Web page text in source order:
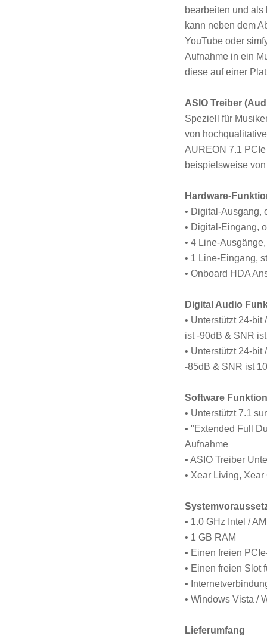
bearbeiten und
kann neben dem
YouTube oder
Aufnahme in ein
diese auf einer
ASIO Treiber
Speziell für
von
AUREON 7.1
beispielsweise
Hardware-
• Digital-Ausgang,
• Digital-Eingang,
• 4 Line-
• 1 Line-Eingang,
• Onboard HDA
Digital Audio
• Unterstützt 24-
ist -90dB & SNR
• Unterstützt 24-
-85dB & SNR ist
Software
• Unterstützt 7.1
• "Extended Full
Aufnahme
• ASIO Treiber
• Xear Living,
• 1.0 GHz Intel /
• 1 GB RAM
• Einen freien
• Einen freien Slot
•
• Windows Vista /
Lieferumfang